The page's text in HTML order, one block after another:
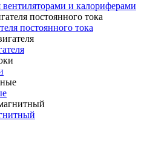
и калориферами
постоянного тока